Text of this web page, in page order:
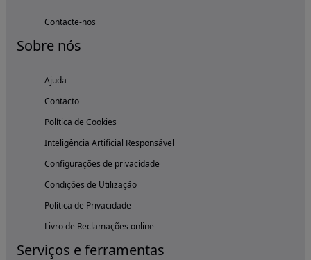
Contacte-nos
Sobre nós
Ajuda
Contacto
Política de Cookies
Inteligência Artificial Responsável
Configurações de privacidade
Condições de Utilização
Política de Privacidade
Livro de Reclamações online
Serviços e ferramentas